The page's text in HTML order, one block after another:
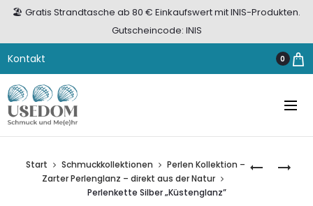
🏖️ Gratis Strandtasche ab 80 € Einkaufswert mit INIS-Produkten.
Gutscheincode: INIS
Kontakt 0
Start Schmuckkollektionen
Perlen Kollektion –
Zarter Perlenglanz – direkt aus der Natur
Perlenkette Silber „Küstenglanz”